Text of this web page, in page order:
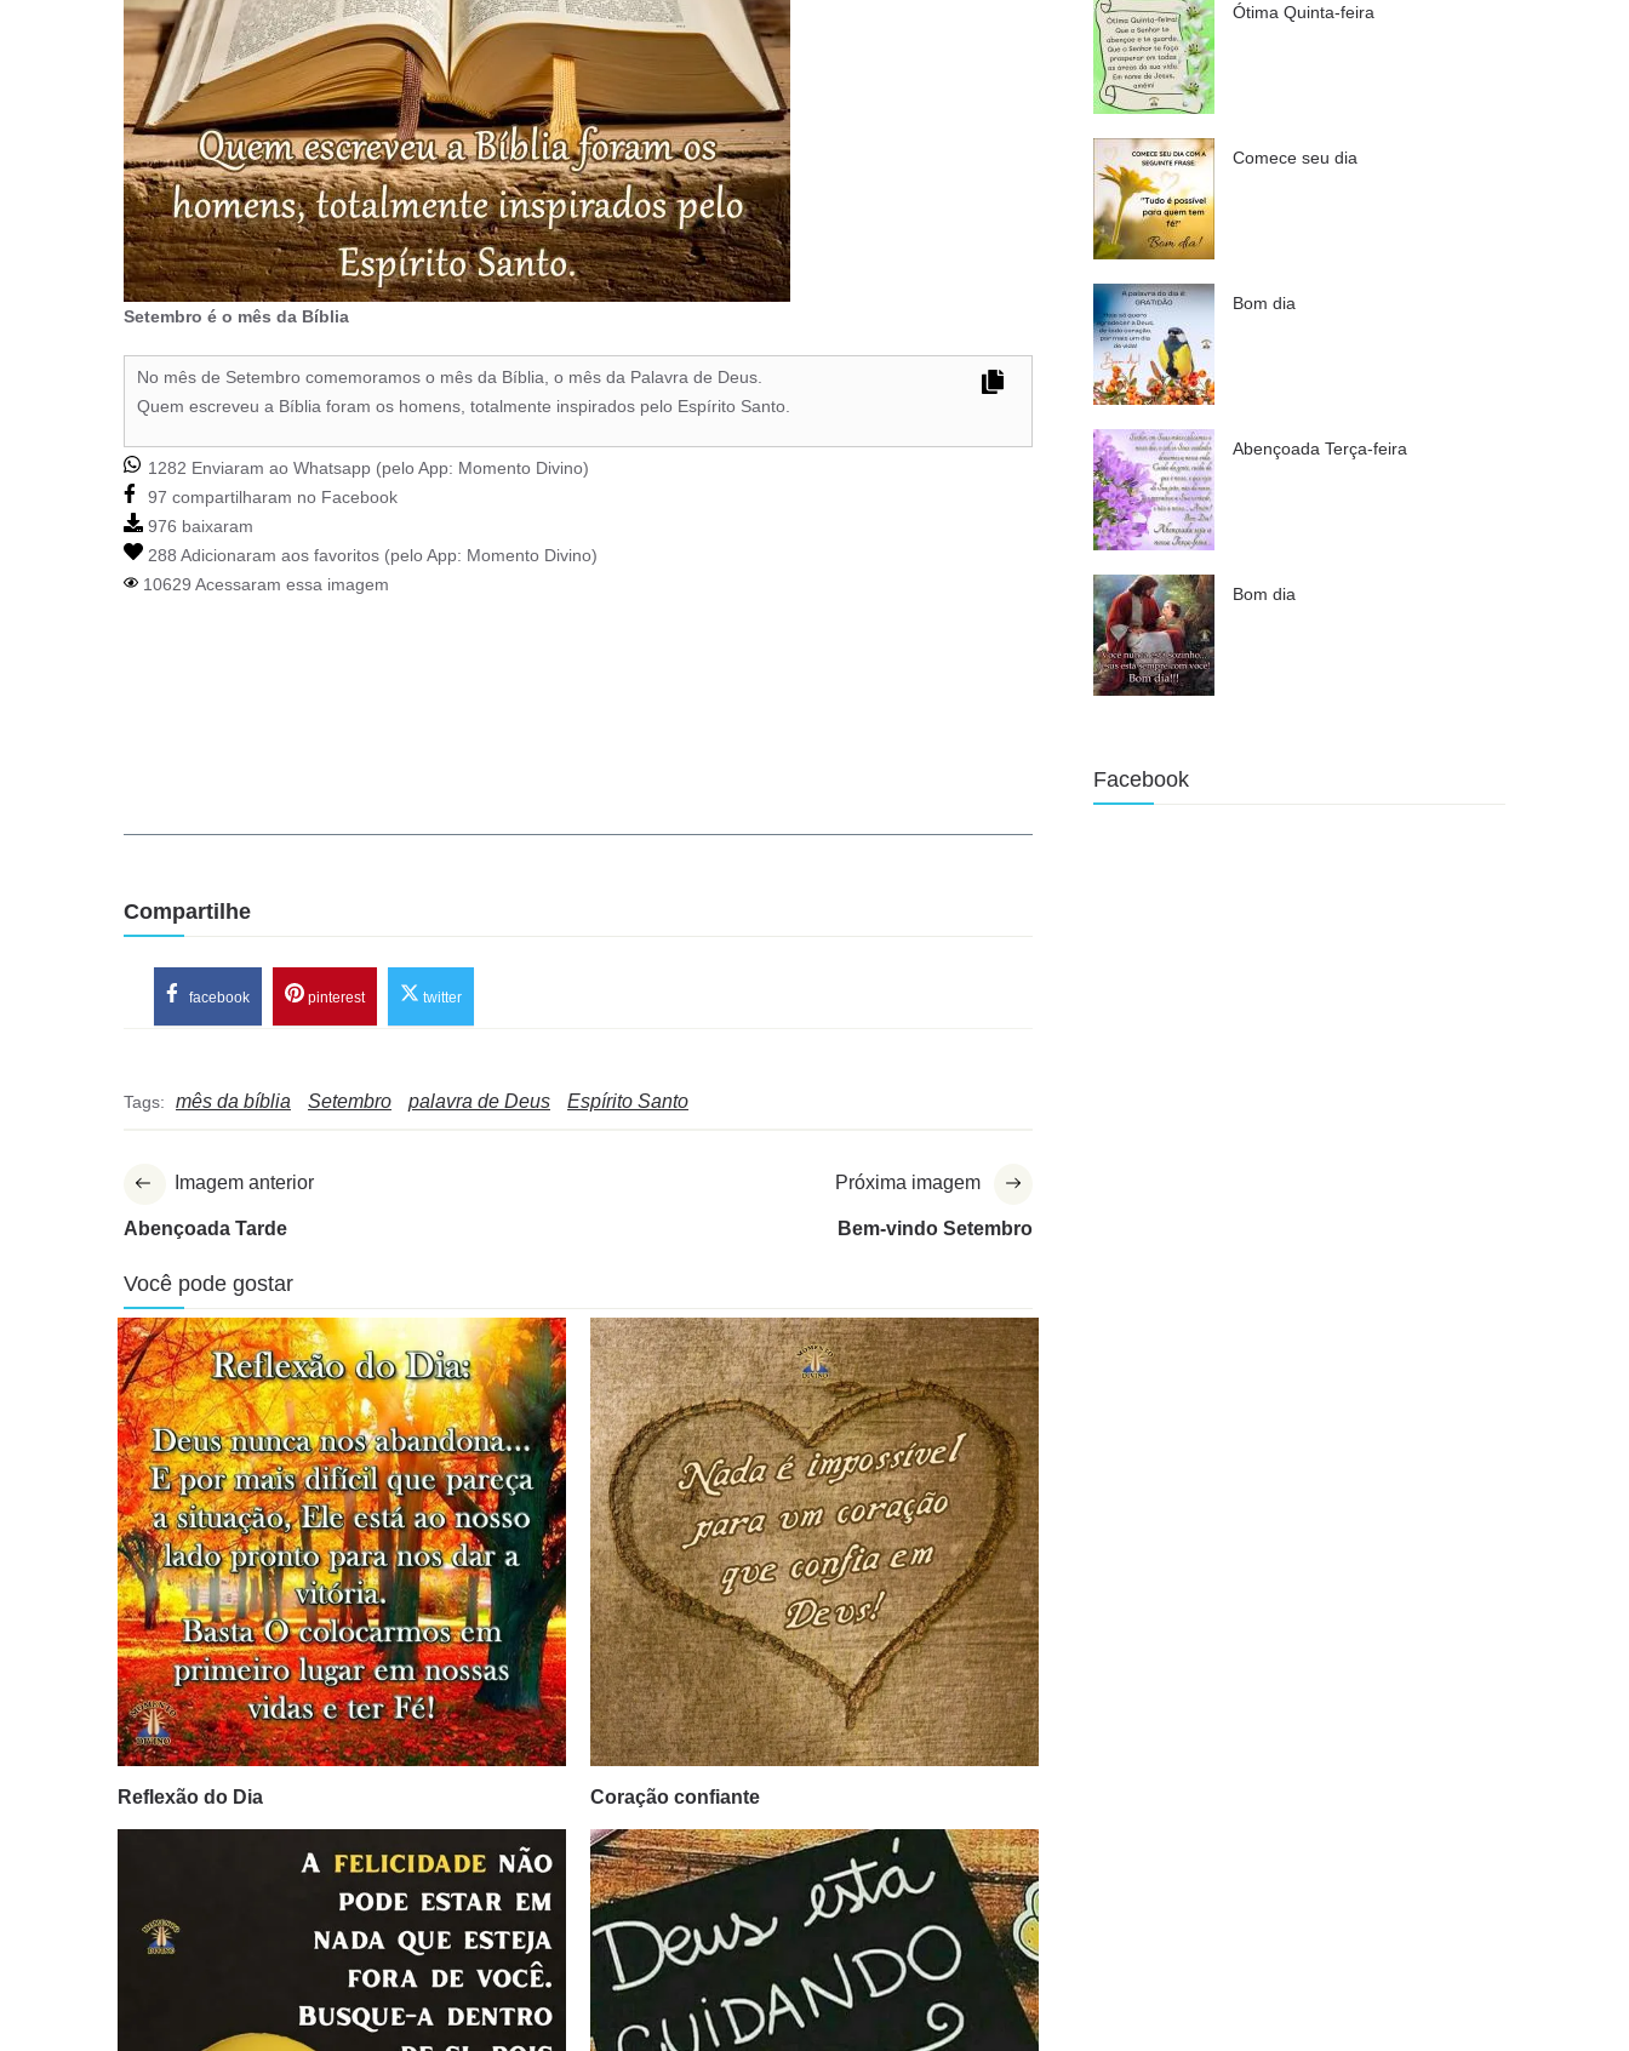
Setembro é o mês da Bíblia
No mês de Setembro comemoramos o mês da Bíblia, o mês da Palavra de Deus.
Quem escreveu a Bíblia foram os homens, totalmente inspirados pelo Espírito Santo.
1282 Enviaram ao Whatsapp (pelo App: Momento Divino)
97 compartilharam no Facebook
976 baixaram
288 Adicionaram aos favoritos (pelo App: Momento Divino)
10629 Acessaram essa imagem
Compartilhe
facebook pinterest twitter
Tags: mês da bíblia Setembro palavra de Deus Espírito Santo
Imagem anterior
Abençoada Tarde
Próxima imagem
Bem-vindo Setembro
Você pode gostar
Reflexão do Dia Coração confiante
Ótima Quinta-feira
Comece seu dia
Bom dia
Abençoada Terça-feira
Bom dia
Facebook